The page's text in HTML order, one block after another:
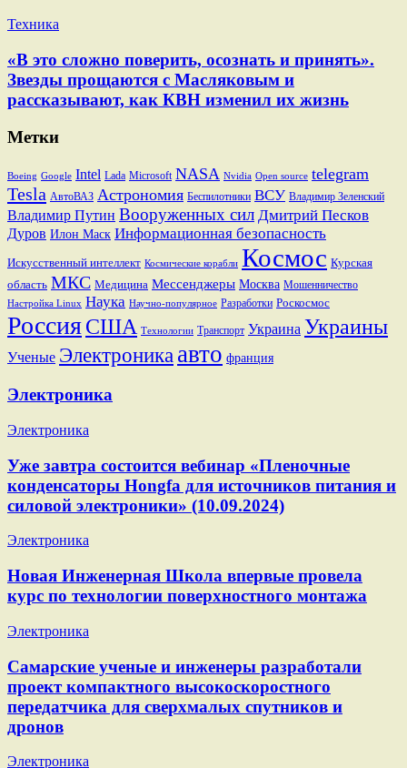
Техника
«В это сложно поверить, осознать и принять».
Звезды прощаются с Масляковым и
рассказывают, как КВН изменил их жизнь
Метки
Boeing Google Intel Lada Microsoft NASA Nvidia Open source telegram
Tesla АвтоВАЗ Астрономия Беспилотники ВСУ Владимир Зеленский
Владимир Путин Вооруженных сил Дмитрий Песков
Дуров Илон Маск Информационная безопасность
Искусственный интеллект Космические корабли Космос Курская
область МКС Медицина Мессенджеры Москва Мошенничество
Настройка Linux Наука Научно-популярное Разработки Роскосмос
РоссияСША Технологии Транспорт Украина Украины
Ученые Электроника авто франция
Электроника
Электроника
Уже завтра состоится вебинар «Пленочные
конденсаторы Hongfa для источников питания и
силовой электроники» (10.09.2024)
Электроника
Новая Инженерная Школа впервые провела
курс по технологии поверхностного монтажа
Электроника
Самарские ученые и инженеры разработали
проект компактного высокоскоростного
передатчика для сверхмалых спутников и
дронов
Электроника